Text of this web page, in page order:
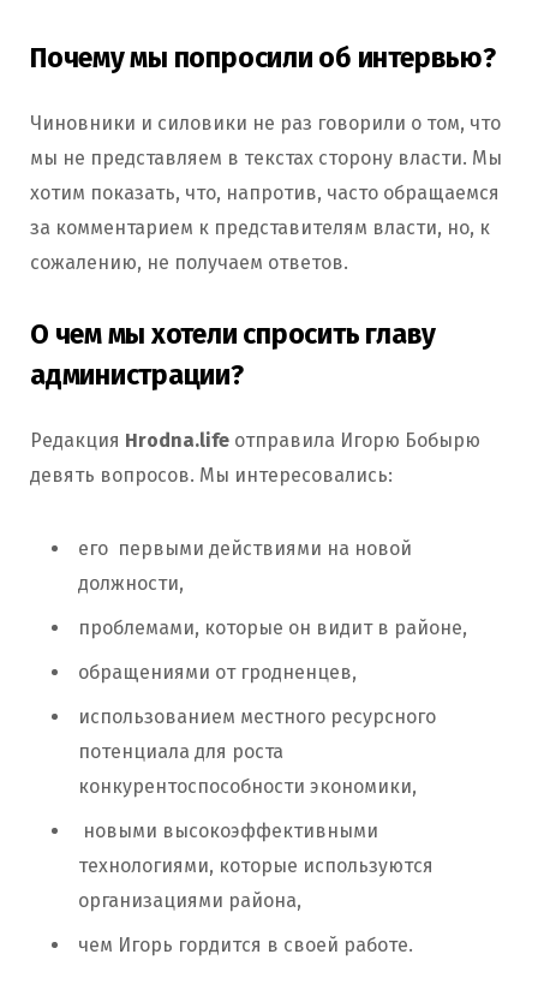
Почему мы попросили об интервью?
Чиновники и силовики не раз говорили о том, что
мы не представляем в текстах сторону власти. Мы
хотим показать, что, напротив, часто обращаемся
за комментарием к представителям власти, но, к
сожалению, не получаем ответов.
О чем мы хотели спросить главу
администрации?
Редакция Hrodna.life отправила Игорю Бобырю
девять вопросов. Мы интересовались:
его первыми действиями на новой
должности,
проблемами, которые он видит в районе,
обращениями от гродненцев,
использованием местного ресурсного
потенциала для роста
конкурентоспособности экономики,
новыми высокоэффективными
технологиями, которые используются
организациями района,
чем Игорь гордится в своей работе.